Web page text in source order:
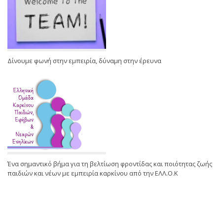
Δίνουμε φωνή στην εμπειρία, δύναμη στην έρευνα
Ένα σημαντικό βήμα για τη βελτίωση φροντίδας και ποιότητας ζωής
παιδιών και νέων με εμπειρία καρκίνου από την ΕΛΛ.Ο.Κ